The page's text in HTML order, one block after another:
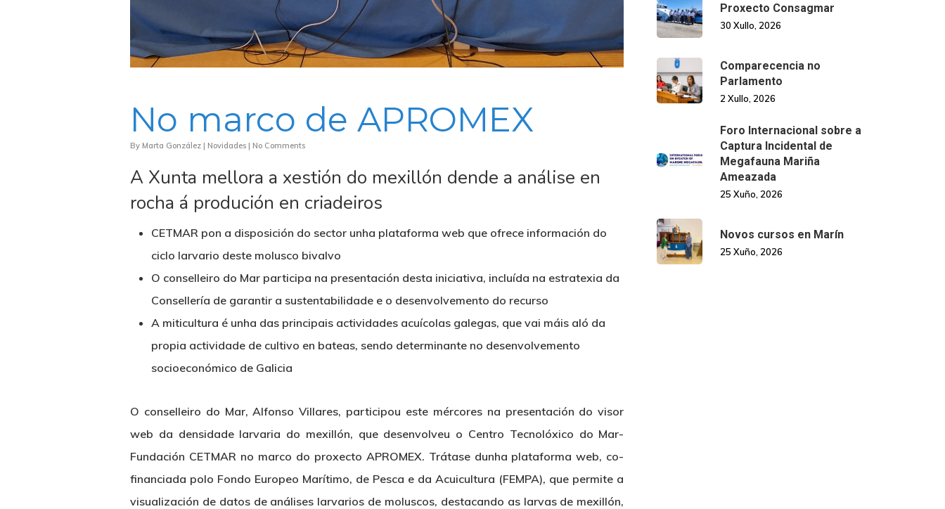
No marco de APROMEX
By Marta González | Novidades | No Comments
A Xunta mellora a xestión do mexillón dende a análise en
rocha á produción en criadeiros
CETMAR pon a disposición do sector unha plataforma web que ofrece información do
ciclo larvario deste molusco bivalvo
O conselleiro do Mar participa na presentación desta iniciativa, incluída na estratexia da
Consellería de garantir a sustentabilidade e o desenvolvemento do recurso
A miticultura é unha das principais actividades acuícolas galegas, que vai máis aló da
propia actividade de cultivo en bateas, sendo determinante no desenvolvemento
socioeconómico de Galicia
O conselleiro do Mar, Alfonso Villares, participou este mércores na presentación do visor
web da densidade larvaria do mexillón, que desenvolveu o Centro Tecnolóxico do Mar-
Fundación CETMAR no marco do proxecto APROMEX. Trátase dunha plataforma web, co-
financiada polo Fondo Europeo Marítimo, de Pesca e da Acuicultura (FEMPA), que permite a
visualización de datos de análises larvarios de moluscos, destacando as larvas de mexillón,
Proxecto Consagmar
30 Xullo, 2026
Comparecencia no
Parlamento
2 Xullo, 2026
Foro Internacional sobre a
Captura Incidental de
Megafauna Mariña
Ameazada
25 Xuño, 2026
Novos cursos en Marín
25 Xuño, 2026